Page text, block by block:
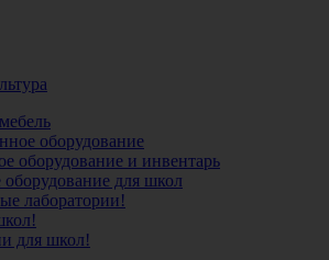
оборудование
оборудование и инвентарь
для школ
лаборатории!
для школ!